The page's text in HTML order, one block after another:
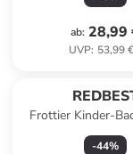
ab: 28,99
UVP: 53,99 €
Frottier Kinder-
mit Kapuze
-44%